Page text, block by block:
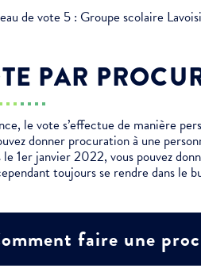
de vote 5 : Groupe scolaire
PAR
le vote s’effectue de manière
donner procuration à une
le 1er janvier 2022, vous pouvez
toujours se rendre dans le
faire une
Alertes Mail
Newsletter Culture